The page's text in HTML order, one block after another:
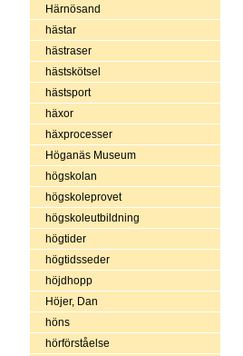
Härnösand
hästar
hästraser
hästskötsel
hästsport
häxor
häxprocesser
Höganäs Museum
högskolan
högskoleprovet
högskoleutbildning
högtider
högtidsseder
höjdhopp
Höjer, Dan
höns
hörförståelse